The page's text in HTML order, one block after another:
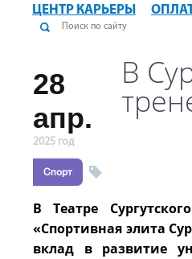
ЦЕНТР КАРЬЕРЫ
28
апр.
2025 год
В
Спорт
В Театре
«Спортивная элита
вклад в развитие